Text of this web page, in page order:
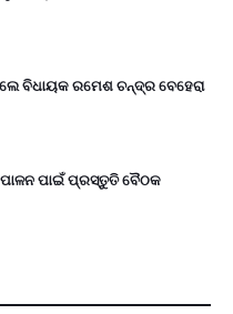
ବିଧାୟକ ରମେଶ ଚନ୍ଦ୍ର ବେହେରା
ପାଳନ ପାଇଁ ପ୍ରସ୍ତୁତି ବୈଠକ